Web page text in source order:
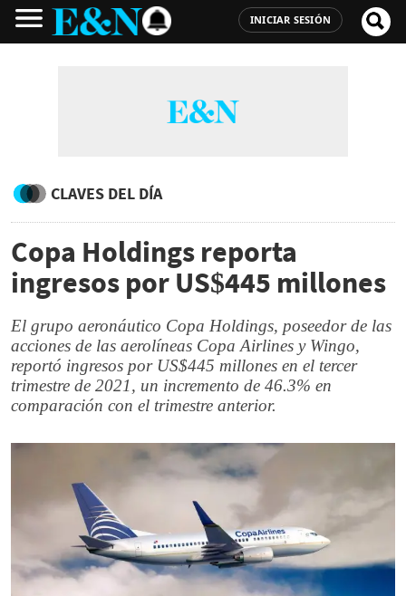
INICIAR SESIÓN
CLAVES DEL DÍA
Copa Holdings reporta
ingresos por US$445 millones
El grupo aeronáutico Copa Holdings, poseedor de las
acciones de las aerolíneas Copa Airlines y Wingo,
reportó ingresos por US$445 millones en el tercer
trimestre de 2021, un incremento de 46.3% en
comparación con el trimestre anterior.